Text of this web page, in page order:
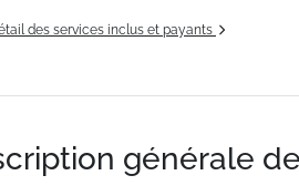
des services inclus et payants
générale